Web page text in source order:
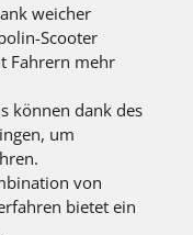
weicher
Scooter
Fahrern mehr
können dank des
um
von
bietet ein